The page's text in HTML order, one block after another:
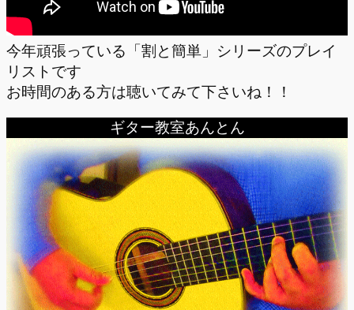
今年頑張っている「割と簡単」シリーズのプレイ
リストです
お時間のある方は聴いてみて下さいね！！
ギター教室あんとん